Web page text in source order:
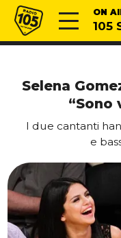
Vai al contenuto
Radio 105 ON
105
Selena
“Sono
I due cantanti
e